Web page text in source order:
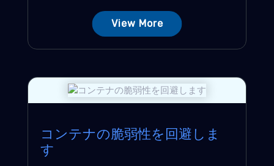
View More
コンテナの脆弱性を回避しま
す